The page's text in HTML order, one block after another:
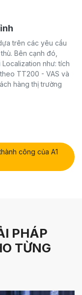
trên các yêu cầu
Bên cạnh đó,
như: tích
TT200 - VAS và
hàng thị trường
công của A1
PHÁP
TỪNG